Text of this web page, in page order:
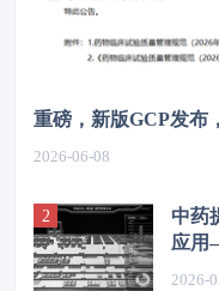
重磅，新版GCP发布
2026-06-08
中药
应用
2026-